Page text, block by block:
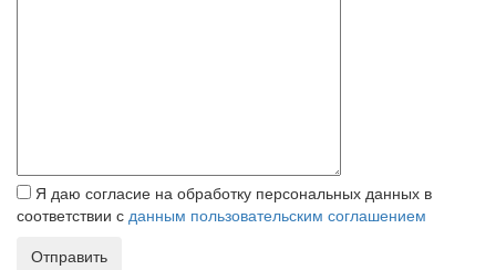
Я даю согласие на обработку персональных данных в
соответствии с данным пользовательским соглашением
Отправить